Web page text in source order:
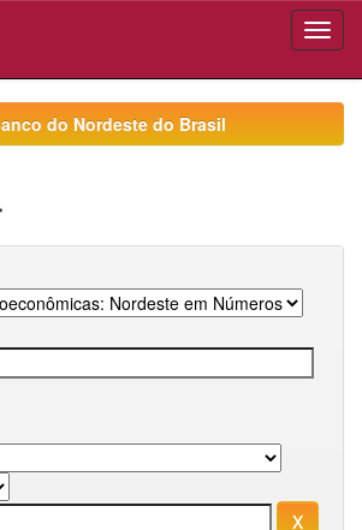
do Nordeste do Brasil